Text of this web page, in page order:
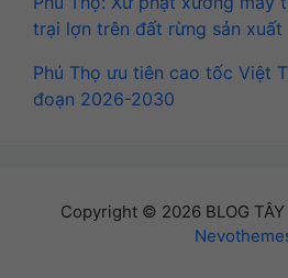
trại lợn trên đất rừng sản xuất
Phú Thọ ưu tiên cao tốc Việt
đoạn 2026-2030
Copyright © 2026 BLOG